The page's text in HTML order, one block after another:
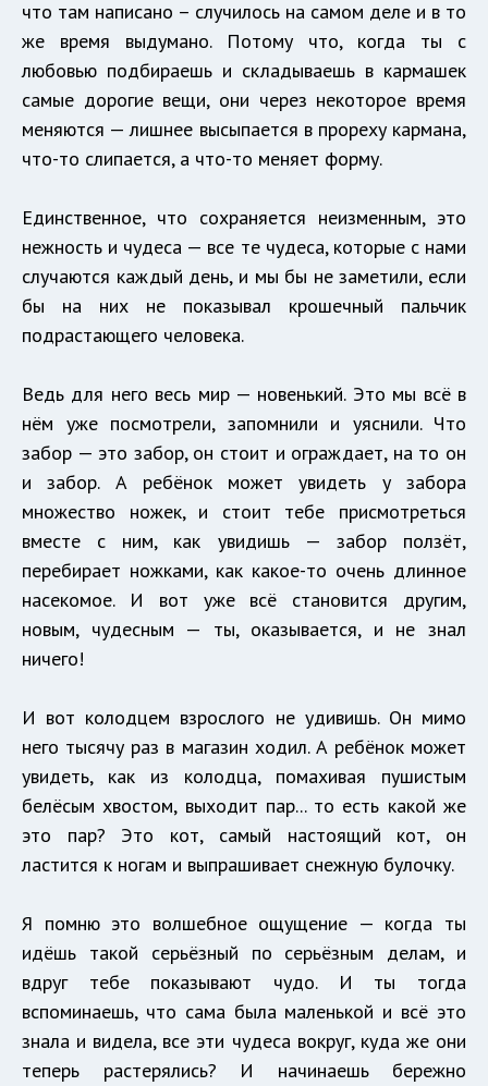
что там написано – случилось на самом деле и в то
же время выдумано. Потому что, когда ты с
любовью подбираешь и складываешь в кармашек
самые дорогие вещи, они через некоторое время
меняются — лишнее высыпается в прореху кармана,
что-то слипается, а что-то меняет форму.
Единственное, что сохраняется неизменным, это
нежность и чудеса — все те чудеса, которые с нами
случаются каждый день, и мы бы не заметили, если
бы на них не показывал крошечный пальчик
подрастающего человека.
Ведь для него весь мир — новенький. Это мы всё в
нём уже посмотрели, запомнили и уяснили. Что
забор — это забор, он стоит и ограждает, на то он
и забор. А ребёнок может увидеть у забора
множество ножек, и стоит тебе присмотреться
вместе с ним, как увидишь — забор ползёт,
перебирает ножками, как какое-то очень длинное
насекомое. И вот уже всё становится другим,
новым, чудесным — ты, оказывается, и не знал
ничего!
И вот колодцем взрослого не удивишь. Он мимо
него тысячу раз в магазин ходил.​ А ребёнок может
увидеть, как из колодца, помахивая пушистым
белёсым хвостом, выходит пар... то есть какой же
это пар? Это кот, самый настоящий кот, он
ластится к ногам и выпрашивает снежную булочку.
Я помню это волшебное ощущение — когда ты
идёшь такой серьёзный по серьёзным делам, и
вдруг тебе показывают чудо. И ты тогда
вспоминаешь, что сама была маленькой и всё это
знала и видела, все эти чудеса вокруг, куда же они
теперь растерялись? И начинаешь бережно